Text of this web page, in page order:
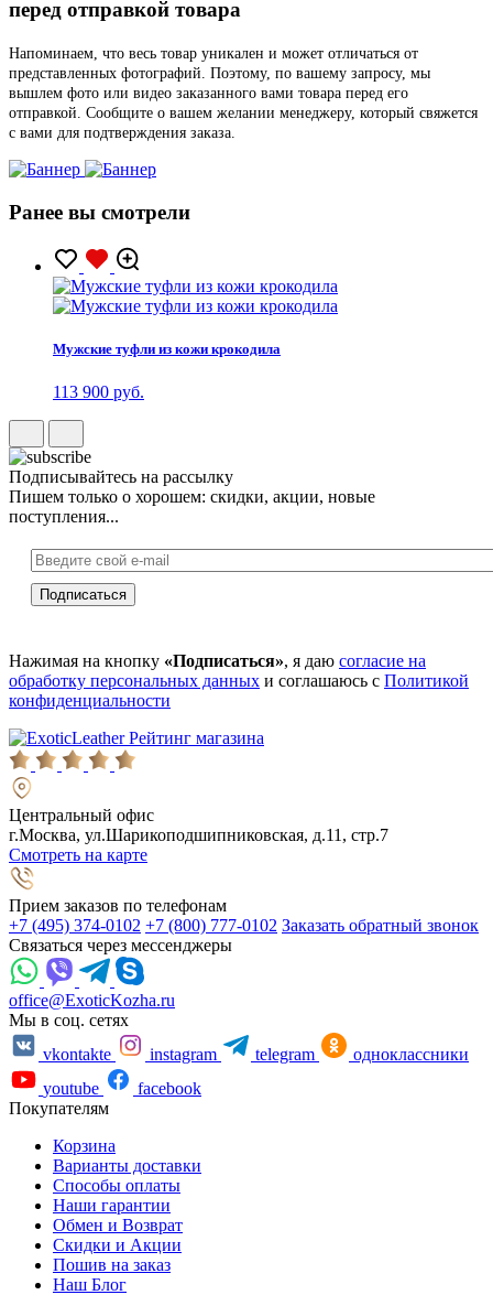
перед отправкой товара
Напоминаем, что весь товар уникален и может отличаться от
представленных фотографий. Поэтому, по вашему запросу, мы
вышлем фото или видео заказанного вами товара перед его
отправкой. Сообщите о вашем желании менеджеру, который свяжется
с вами для подтверждения заказа.
Ранее вы смотрели
Мужские туфли из кожи крокодила
113 900 руб.
Подписывайтесь на рассылку
Пишем только о хорошем: скидки, акции, новые
поступления...
Нажимая на кнопку «Подписаться», я даю согласие на
обработку персональных данных и соглашаюсь с Политикой
конфиденциальности
Рейтинг магазина
Центральный офис
г.Москва, ул.Шарикоподшипниковская, д.11, стр.7
Смотреть на карте
Прием заказов по телефонам
+7 (495) 374-0102 +7 (800) 777-0102 Заказать обратный звонок
Связаться через мессенджеры
office@ExoticKozha.ru
Мы в соц. сетях
vkontakte
instagram telegram
одноклассники
youtube
facebook
Покупателям
Корзина
Варианты доставки
Способы оплаты
Наши гарантии
Обмен и Возврат
Скидки и Акции
Пошив на заказ
Наш Блог